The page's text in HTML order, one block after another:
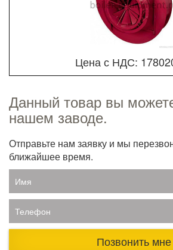
Цена с НДС:
Данный товар вы
нашем заводе.
Отправьте нам заявку и мы
ближайшее время.
Имя
Телефон
Позвонить мне